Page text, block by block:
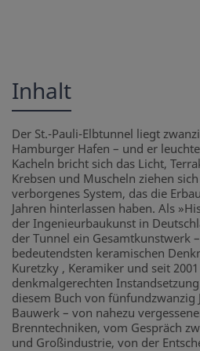
Inhalt
Der St.-Pauli-Elbtunnel liegt
Hamburger Hafen – und er
Kacheln bricht sich das Licht,
Krebsen und Muscheln ziehen
verborgenes System, das die
Jahren hinterlassen haben. Als
der Ingenieurbaukunst in
der Tunnel ein Gesamtkunstwerk
bedeutendsten keramischen
Kuretzky , Keramiker und seit
denkmalgerechten
diesem Buch von fünfundzwanzig
Bauwerk – von nahezu
Brenntechniken, vom Gespräch
und Großindustrie, von der